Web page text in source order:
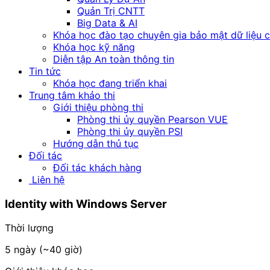
Quản Trị CNTT
Big Data & AI
Khóa học đào tạo chuyên gia bảo mật dữ liệu
Khóa học kỹ năng
Diễn tập An toàn thông tin
Tin tức
Khóa học đang triển khai
Trung tâm khảo thi
Giới thiệu phòng thi
Phòng thi ủy quyền Pearson VUE
Phòng thi ủy quyền PSI
Hướng dẫn thủ tục
Đối tác
Đối tác khách hàng
Liên hệ
Identitywith Windows Server
Thời lượng
5 ngày (~40 giờ)